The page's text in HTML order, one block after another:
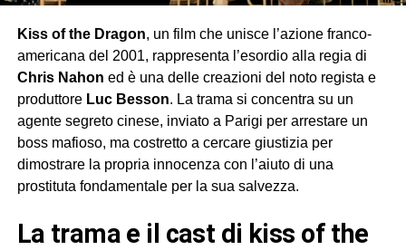
Kiss of the Dragon, un film che unisce l’azione franco-
americana del 2001, rappresenta l’esordio alla regia di
Chris Nahon ed è una delle creazioni del noto regista e
produttore Luc Besson. La trama si concentra su un
agente segreto cinese, inviato a Parigi per arrestare un
boss mafioso, ma costretto a cercare giustizia per
dimostrare la propria innocenza con l’aiuto di una
prostituta fondamentale per la sua salvezza.
la trama e il cast di kiss of the